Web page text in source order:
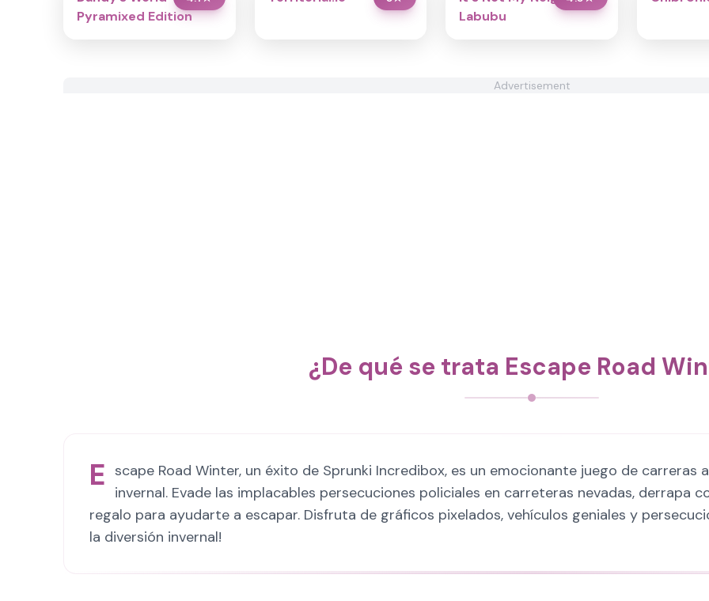
Pyramixed Edition
Labubu
Advertisement
¿De qué se trata Escape Road
E scape Road Winter, un éxito de Sprunki Incredibox, es un emocionante juego de carreras
invernal. Evade las implacables persecuciones policiales en carreteras nevadas, derrapa
regalo para ayudarte a escapar. Disfruta de gráficos pixelados, vehículos geniales y
la diversión invernal!